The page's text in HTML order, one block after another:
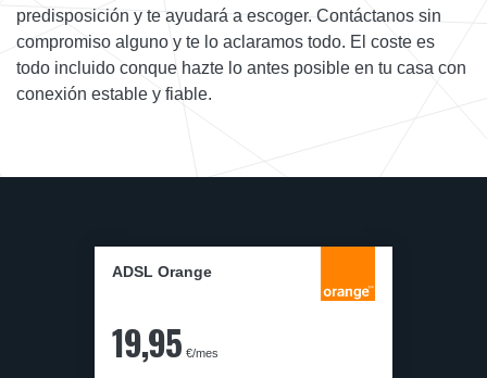
predisposición y te ayudará a escoger. Contáctanos sin
compromiso alguno y te lo aclaramos todo. El coste es
todo incluido conque hazte lo antes posible en tu casa con
conexión estable y fiable.
ADSL Orange
19,95 €/mes